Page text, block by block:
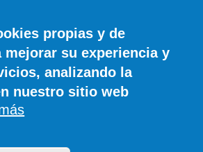
SL | Tel. 828 081 655 | Móvil y WhatsApp 606 845
propias y de
mejorar su experiencia y
analizando la
nuestro sitio web